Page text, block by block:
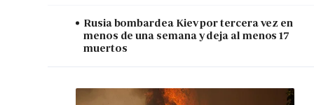
Rusia bombardea Kiev por tercera vez en
menos de una semana y deja al menos 17
muertos